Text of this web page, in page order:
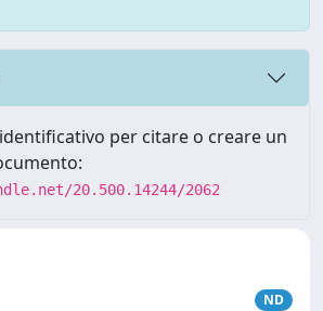
per citare o creare un
20.500.14244/2062
ND